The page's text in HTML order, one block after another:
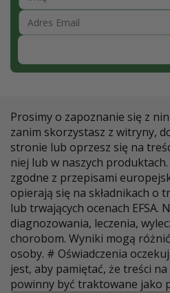
Prosimy o zapoznanie się z
zanim skorzystasz z witryny,
stronie lub oprzesz się na
niej lub w naszych
zgodne z przepisami
opierają się na składnikach o
lub trwających ocenach EFSA.
diagnozowania, leczenia,
chorobom. Wyniki mogą
osoby. # Oświadczenia
jest, aby pamiętać, że treści
powinny być traktowane jako